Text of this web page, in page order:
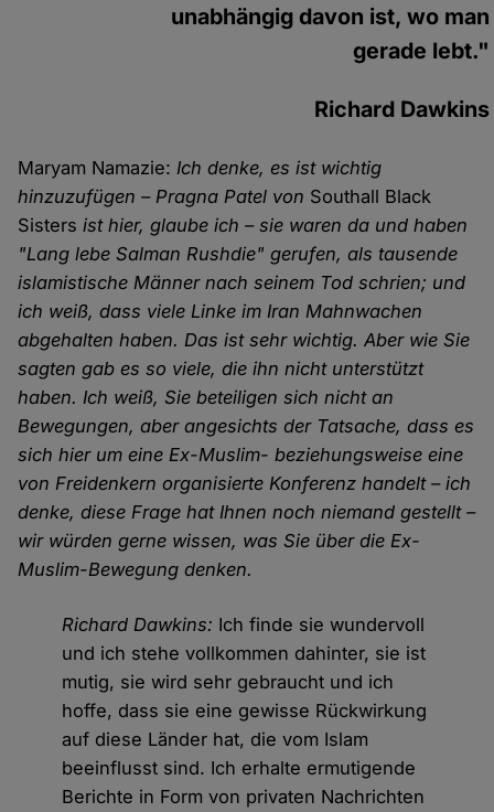
unabhängig davon ist, wo man
gerade lebt."
Richard Dawkins
Maryam Namazie:Ich denke, es ist wichtig
hinzuzufügen – Pragna Patel von Southall Black
Sisters ist hier, glaube ich – sie waren da und haben
"Lang lebe Salman Rushdie" gerufen, als tausende
islamistische Männer nach seinem Tod schrien; und
ich weiß, dass viele Linke im Iran Mahnwachen
abgehalten haben. Das ist sehr wichtig. Aber wie Sie
sagten gab es so viele, die ihn nicht unterstützt
haben. Ich weiß, Sie beteiligen sich nicht an
Bewegungen, aber angesichts der Tatsache, dass es
sich hier um eine Ex-Muslim- beziehungsweise eine
von Freidenkern organisierte Konferenz handelt – ich
denke, diese Frage hat Ihnen noch niemand gestellt –
wir würden gerne wissen, was Sie über die Ex-
Muslim-Bewegung denken.
Richard Dawkins: Ich finde sie wundervoll
und ich stehe vollkommen dahinter, sie ist
mutig, sie wird sehr gebraucht und ich
hoffe, dass sie eine gewisse Rückwirkung
auf diese Länder hat, die vom Islam
beeinflusst sind. Ich erhalte ermutigende
Berichte in Form von privaten Nachrichten